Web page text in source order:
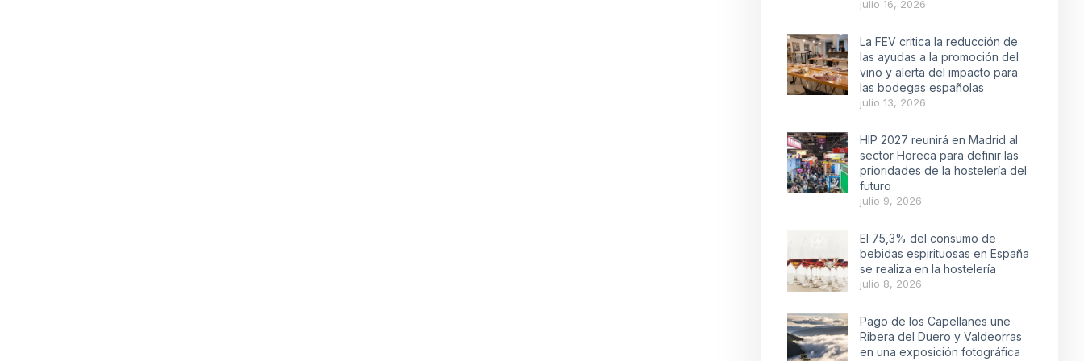
julio 16, 2026
La FEV critica la reducción de
las ayudas a la promoción del
vino y alerta del impacto para
las bodegas españolas
julio 13, 2026
HIP 2027 reunirá en Madrid al
sector Horeca para definir las
prioridades de la hostelería del
futuro
julio 9, 2026
El 75,3% del consumo de
bebidas espirituosas en España
se realiza en la hostelería
julio 8, 2026
Pago de los Capellanes une
Ribera del Duero y Valdeorras
en una exposición fotográfica